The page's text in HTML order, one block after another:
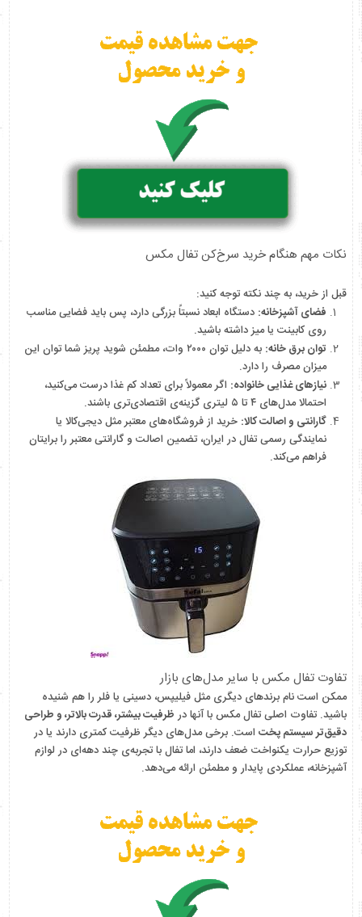
نکات مهم هنگام خرید سرخ‌کن تفال مکس
قبل از خرید، به چند نکته توجه کنید:
فضای آشپزخانه: دستگاه ابعاد نسبتاً بزرگی دارد، پس باید فضایی مناسب
روی کابینت یا میز داشته باشید.
توان برق خانه:
به دلیل توان ۲۰۰۰ وات، مطمئن شوید پریز شما توان این
میزان مصرف را دارد.
نیازهای غذایی خانواده: اگر معمولاً برای تعداد کم غذا درست می‌کنید،
احتمالا مدل‌های ۴ تا ۵ لیتری گزینه‌ی اقتصادی‌تری باشند.
گارانتی و اصالت کالا: خرید از فروشگاه‌های معتبر مثل دیجی‌کالا یا
نمایندگی رسمی تفال در ایران، تضمین اصالت و گارانتی معتبر را برایتان
فراهم می‌کند.
تفاوت تفال مکس با سایر مدل‌های بازار
ممکن است نام برندهای دیگری مثل فیلیپس، دسینی یا فلر را هم شنیده
باشید. تفاوت اصلی تفال مکس با آنها در ظرفیت بیشتر، قدرت بالاتر، و طراحی
دقیق‌تر سیستم پخت است. برخی مدل‌های دیگر ظرفیت کمتری دارند یا در
توزیع حرارت یکنواخت ضعف دارند، اما تفال با تجربه‌ی چند دهه‌ای در لوازم
آشپزخانه، عملکردی پایدار و مطمئن ارائه می‌دهد.